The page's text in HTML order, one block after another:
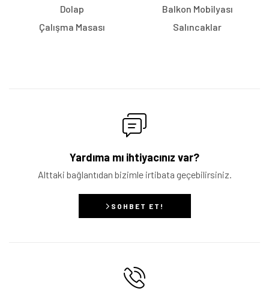
Dolap
Çalışma Masası
Balkon Mobilyası
Salıncaklar
Yardıma mı ihtiyacınız var?
Alttaki bağlantıdan bizimle irtibata geçebilirsiniz.
SOHBET ET!